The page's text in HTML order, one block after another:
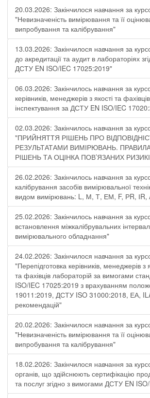
20.03.2026: Закінчилося навчання за
"Невизначеність вимірювання та її
випробування та калібрування"
13.03.2026: Закінчилося навчання за
до акредитації та аудит в лабораторіях
ДСТУ EN ISO/IEC 17025:2019"
06.03.2026: Закінчилось навчання за
керівників, менеджерів з якості та
інспектування за ДСТУ EN ISO/IEC
02.03.2026: Закінчилось навчання за
"ПРИЙНЯТТЯ РІШЕНЬ ПРО
РЕЗУЛЬТАТАМИ ВИМІРЮВАНЬ.
РІШЕНЬ ТА ОЦІНКА ПОВ’ЯЗАНИХ
26.02.2026: Закінчилось навчання за
калібрування засобів вимірювальної
видом вимірювань: L, М, Т, ЕМ, F, РR,
25.02.2026: Закінчилось навчання за
встановлення міжкалібрувальних
вимірювального обладнання"
24.02.2026: Закінчилося навчання за
"Перепідготовка керівників, менеджерів з
та фахівців лабораторій за вимогами
ISO/IEC 17025:2019 з врахуванням
19011:2019, ДСТУ ISO 31000:2018, ЕА,
рекомендацій"
20.02.2026: Закінчилося навчання за
"Невизначеність вимірювання та її
випробування та калібрування"
18.02.2026: Закінчилося навчання за
органів, що здійснюють сертифікацію
та послуг згідно з вимогами ДСТУ EN